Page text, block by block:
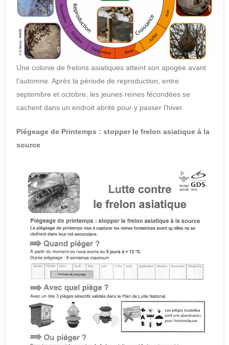
Une colonie de frelons asiatiques atteint son apogée avant
l’automne. Après la période de reproduction, entre
septembre et octobre, les jeunes reines fécondées se
cachent dans un endroit abrité pour y passer l’hiver.
Piégeage de Printemps : stopper le frelon asiatique à la
source